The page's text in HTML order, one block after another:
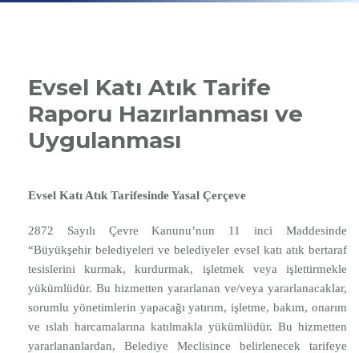
Evsel Katı Atık Tarife
Raporu Hazırlanması ve
Uygulanması
Evsel Katı Atık Tarifesinde Yasal Çerçeve
2872 Sayılı Çevre Kanunu’nun 11 inci Maddesinde
“Büyükşehir belediyeleri ve belediyeler evsel katı atık bertaraf
tesislerini kurmak, kurdurmak, işletmek veya işlettirmekle
yükümlüdür. Bu hizmetten yararlanan ve/veya yararlanacaklar,
sorumlu yönetimlerin yapacağı yatırım, işletme, bakım, onarım
ve ıslah harcamalarına katılmakla yükümlüdür. Bu hizmetten
yararlananlardan, Belediye Meclisince belirlenecek tarifeye